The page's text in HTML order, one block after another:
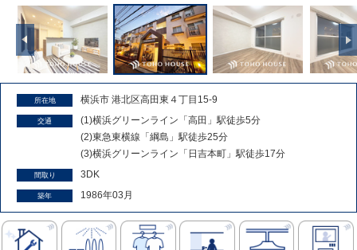
所在地 横浜市 港北区高田東４丁目15-9
交通
(1)横浜グリーンライン「高田」駅徒歩5分
(2)東急東横線「綱島」駅徒歩25分
(3)横浜グリーンライン「日吉本町」駅徒歩17分
間取り 3DK
築年 1986年03月